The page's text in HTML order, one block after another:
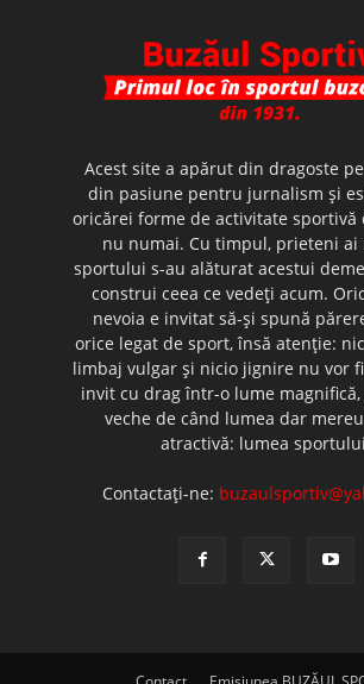
Acest site a apărut din dragoste
din pasiune pentru jurnalism şi
oricărei forme de activitate sportivă
nu numai. Cu timpul, prieteni ai
sportului s-au alăturat acestui
construi ceea ce vedeţi acum.
nevoia e invitat să-şi spună
orice legat de sport, însă atenţie:
limbaj vulgar şi nicio jignire nu vor
invit cu drag într-o lume
veche de când lumea dar
atractivă: lumea
Contactați-ne: